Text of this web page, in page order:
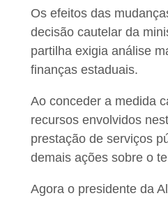
Os efeitos das
decisão cautelar da
partilha exigia análise
finanças estaduais.
Ao conceder a medida
recursos envolvidos
prestação de serviços
demais ações sobre o
Agora o presidente da